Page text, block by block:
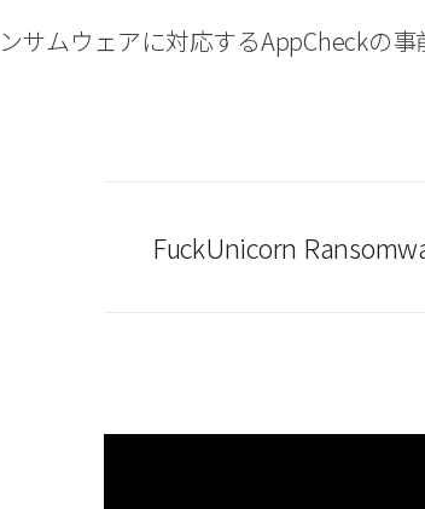
サムウェアに対応するAppCheckの
FuckUnicorn